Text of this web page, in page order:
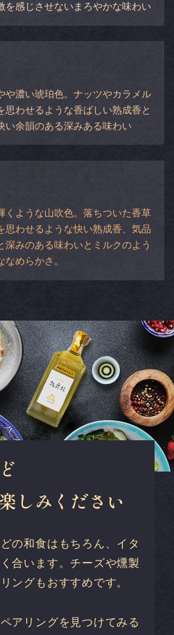
を感じさせないまろやかな味わい
や濃い琥珀色。ナッツやカラメル
思わせるような香ばしい熟成香と
い余韻のある深みある味わい
くような山吹色。落ちついた香草
思わせるような快い熟成香、気品
深みのある味わいとミルクのよう
なめらかさ。
しみください
の和食はもちろん、イタ
合います。チーズや燻製
ングもおすすめです。
アリングを見つけてみる